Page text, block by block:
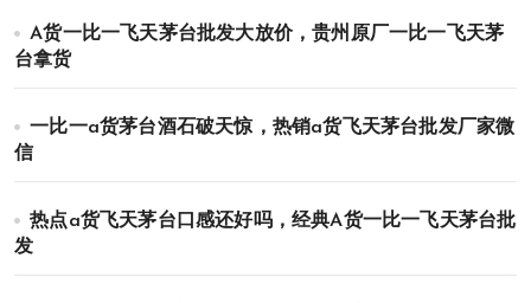
A货一比一飞天茅台批发大放价，贵州原厂一比一飞天茅
台拿货
一比一a货茅台酒石破天惊，热销a货飞天茅台批发厂家微
信
热点a货飞天茅台口感还好吗，经典A货一比一飞天茅台批
发